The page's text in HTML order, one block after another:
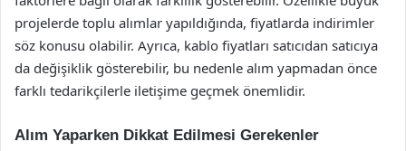
projelerde toplu alımlar yapıldığında, fiyatlarda indirimler
söz konusu olabilir. Ayrıca, kablo fiyatları satıcıdan satıcıya
da değişiklik gösterebilir, bu nedenle alım yapmadan önce
farklı tedarikçilerle iletişime geçmek önemlidir.
Alım Yaparken Dikkat Edilmesi Gerekenler